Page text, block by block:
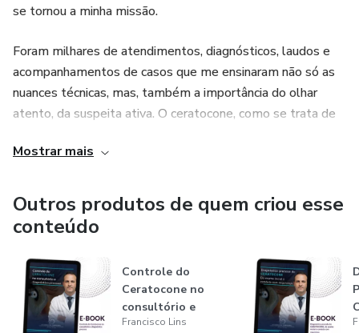
se tornou a minha missão.
Foram milhares de atendimentos, diagnósticos, laudos e
acompanhamentos de casos que me ensinaram não só as
nuances técnicas, mas, também a importância do olhar
atento, da suspeita ativa. O ceratocone, como se trata de
que o verdadeiro diferencial do especialista não está só na
discretos, intervir precocemente, mudando assim o curso
da doença e preservando o maior patrimônio do paciente:
que é a visão.
Mostrar mais
Outros produtos de quem criou esse
conteúdo
Controle do
Ceratocone no
consultório e
diagnóstico
Francisco Lins